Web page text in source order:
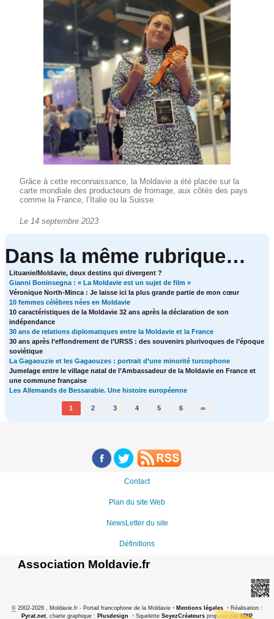
Grâce à cette reconnaissance, la Moldavie a été placée sur la
carte mondiale des producteurs de fromage, aux côtés des pays
comme la France, l’Italie ou la Suisse.
Le 14 septembre 2023
Dans la même rubrique…
Lituanie/Moldavie, deux destins qui divergent ?
Gianni Boninsegna : « La Moldavie est un sujet de film »
Véronique North-Minca : Je laisse ici la plus grande partie de mon cœur
10 femmes célèbres nées en Moldavie
10 caractéristiques de la Moldavie 32 ans après la déclaration de son
indépendance
30 ans de relations diplomatiques entre la Moldavie et la France
30 ans après l’effondrement de l’URSS : des souvenirs plurivoques de l’époque
soviétique
La Gagaouzie et les Gagaouzes : portrait d’une minorité turcophone
Jumelage entre le village natal de l’Ambassadeur de la Moldavie en France et
une commune française
Les Allemands de Bessarabie. Une histoire européenne
1 2 3 4 5 6 ∞
Contact
Plan du site Web
NewsLetter du site
Définitions
Association Moldavie.fr
© 2002-2026 , Moldavie.fr - Portail francophone de la Moldavie • Mentions légales • Réalisation :
Pyrat.net, charte graphique : Plusdesign • Squelette SoyezCréateurs propulsé par SPIP